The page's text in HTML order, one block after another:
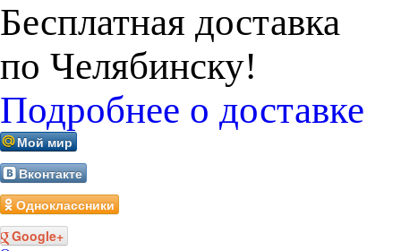
Бесплатная доставка
по Челябинску!
Подробнее о доставке
Мой мир
Вконтакте
Одноклассники
Google+